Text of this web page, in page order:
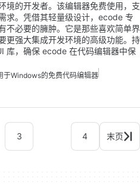
境的开发者。该编辑器免费使用，支
求。凭借其轻量级设计，ecode 专
不必要的臃肿。它是那些喜欢简单界
更强大集成开发环境的高级功能。持
库，确保 ecode 在代码编辑器中保
于Windows的免费代码编辑器
3 4 末页